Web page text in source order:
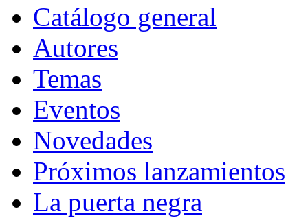
Catálogo general
Autores
Temas
Eventos
Novedades
Próximos lanzamientos
La puerta negra